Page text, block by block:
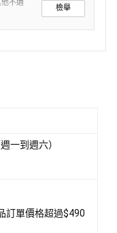
不適
檢舉
一到週六）
訂單價格超過$490